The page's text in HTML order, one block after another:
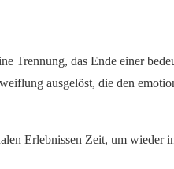
Trennung, das Ende einer
ausgelöst, die den
Erlebnissen Zeit, um wieder